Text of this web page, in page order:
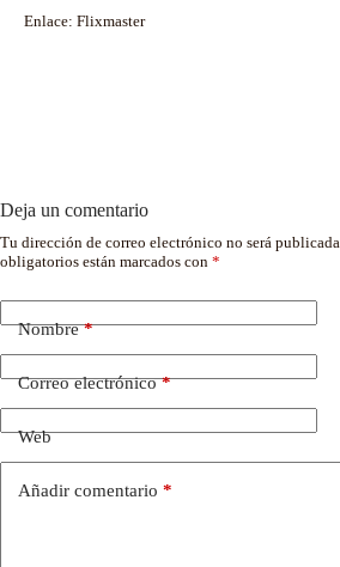
Enlace: Flixmaster
Deja un comentario
Tu dirección de correo electrónico no será publicada.
obligatorios están marcados con *
Nombre*
Correo electrónico*
Web
Añadir comentario *